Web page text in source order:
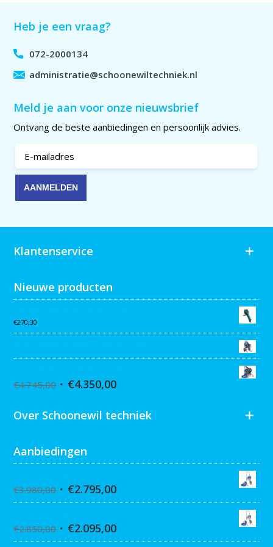
Heb je een vraag?
072-2000134
administratie@schoonewiltechniek.nl
Meld je aan voor onze nieuwsbrief
Ontvang de beste aanbiedingen en persoonlijk advies.
Klantenservice
Nieuwe producten
€270,30
€4.745,00 €4.350,00
Over Schoonewil techniek
Aanbiedingen
€3.980,00 €2.795,00
€2.850,00 €2.095,00